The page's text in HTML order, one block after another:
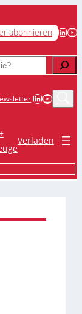
abonnieren LinkedIn YouTube
LinkedIn
Verladen